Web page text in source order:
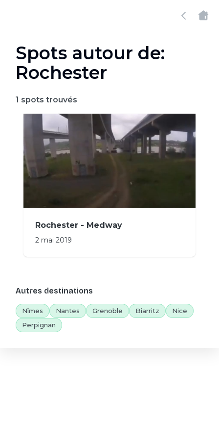
Spots autour de:
Rochester
1 spots trouvés
Rochester - Medway
2 mai 2019
Autres destinations
Nîmes Nantes Grenoble Biarritz
Nice
Perpignan